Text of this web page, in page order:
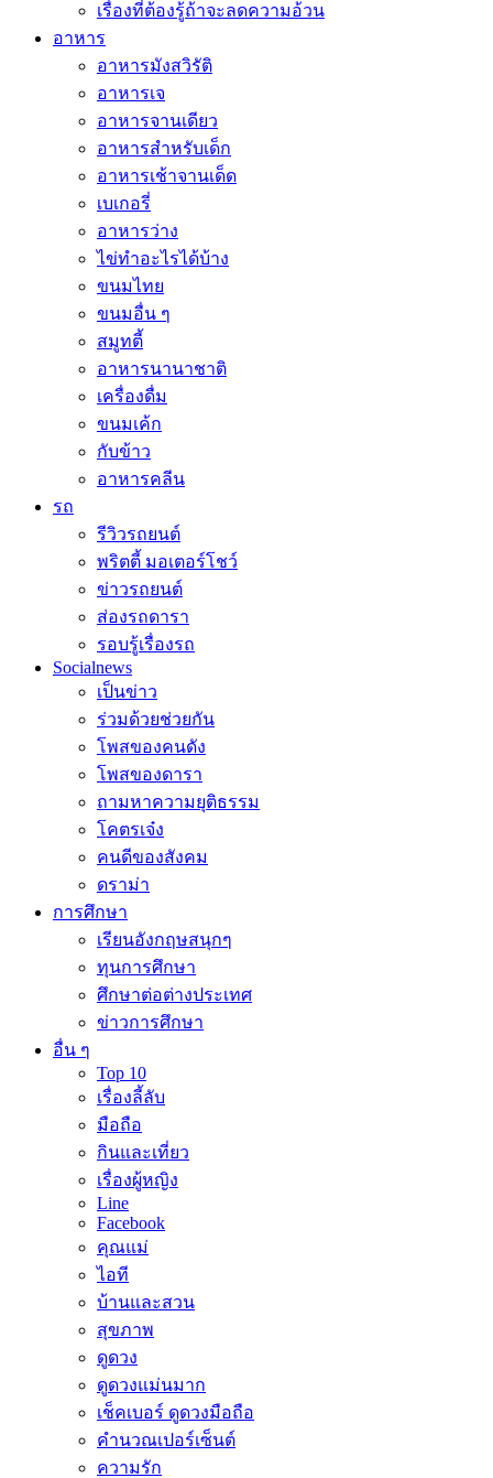
เรื่องที่ต้องรู้ถ้าจะลดความอ้วน
อาหาร
อาหารมังสวิรัติ
อาหารเจ
อาหารจานเดียว
อาหารสำหรับเด็ก
อาหารเช้าจานเด็ด
เบเกอรี่
อาหารว่าง
ไข่ทำอะไรได้บ้าง
ขนมไทย
ขนมอื่น ๆ
สมูทตี้
อาหารนานาชาติ
เครื่องดื่ม
ขนมเค้ก
กับข้าว
อาหารคลีน
รถ
รีวิวรถยนต์
พริตตี้ มอเตอร์โชว์
ข่าวรถยนต์
ส่องรถดารา
รอบรู้เรื่องรถ
Socialnews
เป็นข่าว
ร่วมด้วยช่วยกัน
โพสของคนดัง
โพสของดารา
ถามหาความยุติธรรม
โคตรเจ๋ง
คนดีของสังคม
ดราม่า
การศึกษา
เรียนอังกฤษสนุกๆ
ทุนการศึกษา
ศึกษาต่อต่างประเทศ
ข่าวการศึกษา
อื่น ๆ
Top 10
เรื่องลี้ลับ
มือถือ
กินและเที่ยว
เรื่องผู้หญิง
Line
Facebook
คุณแม่
ไอที
บ้านและสวน
สุขภาพ
ดูดวง
ดูดวงแม่นมาก
เช็คเบอร์ ดูดวงมือถือ
คำนวณเปอร์เซ็นต์
ความรัก